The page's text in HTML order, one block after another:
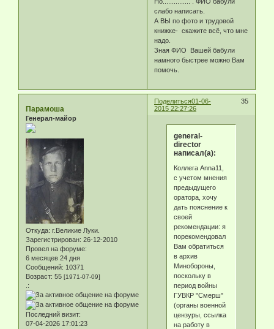
слабо написать.
А ВЫ по фото и трудовой
книжке- скажите всё, что мне
надо.
Зная ФИО Вашей бабули
намного быстрее можно Вам
помочь.
Поделиться 35
01-06-
2015 22:27:26
Парамоша
Генерал-майор
Откуда: г.Великие Луки.
Зарегистрирован: 26-12-2010
Провел на форуме:
6 месяцев 24 дня
Сообщений: 10371
Возраст: 55 [1971-07-09]
.:
Последний визит:
07-04-2026 17:01:23
general-
director
написал(а):
Коллега Anna11,
с учетом мнения
предыдущего
оратора, хочу
дать пояснение к
своей
рекомендации: я
порекомендовал
Вам обратиться
в архив
Минобороны,
поскольку в
период войны
ГУВКР "Смерш"
(органы военной
цензуры, ссылка
на работу в